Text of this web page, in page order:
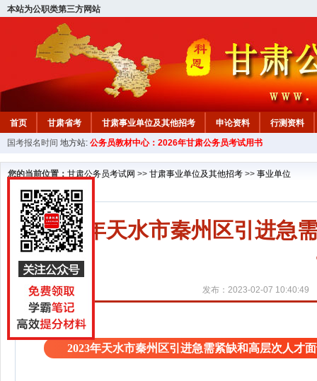
本站为公职类第三方网站
首页 甘肃省考 甘肃事业单位及其他招考 申论资料
行测资料
国考报名时间 地方站: 公务员教材中心：2026年甘肃公务员考试用书
您的当前位置： 甘肃公务员考试网 >> 甘肃事业单位及其他招考 >> 事业单位
2023年天水市秦州区引进急
发布：2023-02-07 10:40:49
2023年天水市秦州区引进急需紧缺和高层次人才